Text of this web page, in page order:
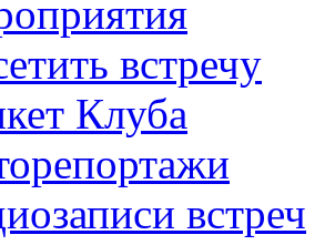
встречу
Клуба
встреч